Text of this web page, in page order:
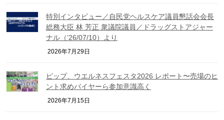
特別インタビュー／自民党ヘルスケア議員懇話会会長
総務大臣 林 芳正 衆議院議員／ドラッグストアジャー
ナル（’26/07/10）より
2026年7月29日
ピップ、ウエルネスフェスタ2026 レポート〜売場のヒ
ント求めバイヤーら参加意識高く
2026年7月15日